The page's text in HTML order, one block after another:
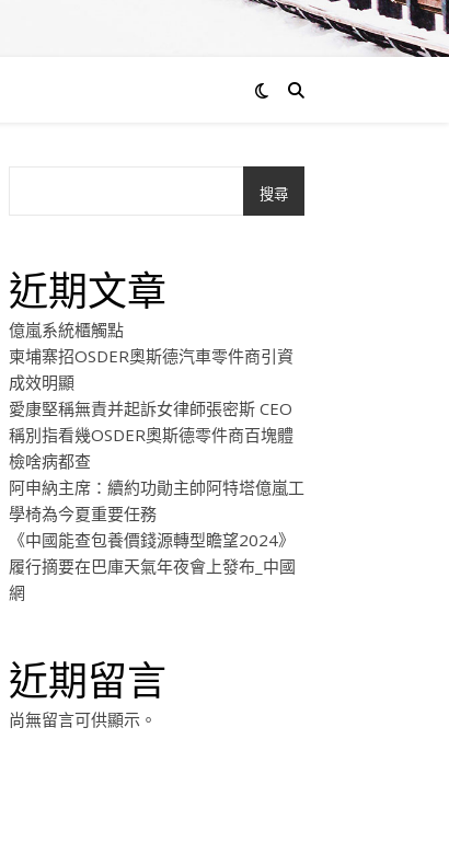
搜尋
近期文章
億嵐系統櫃觸點
柬埔寨招OSDER奧斯德汽車零件商引資
成效明顯
愛康堅稱無責并起訴女律師張密斯 CEO
稱別指看幾OSDER奧斯德零件商百塊體
檢啥病都查
阿申納主席：續約功勛主帥阿特塔億嵐工
學椅為今夏重要任務
《中國能查包養價錢源轉型瞻望2024》
履行摘要在巴庫天氣年夜會上發布_中國
網
近期留言
尚無留言可供顯示。